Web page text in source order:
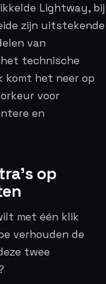
Lightway, bij
zijn uitstekende
van
het technische
komt het neer op
voor
en
op
met één klik
verhouden de
twee